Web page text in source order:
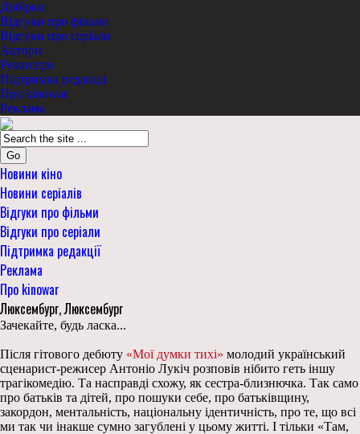
Добірки
Відгуки про фільми
Відгуки про серіали
Актори
Режисери
Підтримка редакції
Про kinowar
Реклама
Go
Новини кіно
Новини серіалів
Відгуки про фільми
Відгуки про серіали
Підтримка редакції
Реклама
Про kinowar
Люксембург, Люксембург
Зачекайте, будь ласка...
Після гітового дебюту «Мої думки тихі» молодий український
сценарист-режисер Антоніо Лукіч розповів нібито геть іншу
трагікомедію. Та насправді схожу, як сестра-близнючка. Так само
про батьків та дітей, про пошуки себе, про батьківщину,
закордон, ментальність, національну ідентичність, про те, що всі
ми так чи інакше сумно загублені у цьому житті. І тільки «Там,